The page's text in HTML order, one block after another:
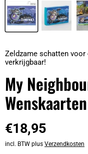
Zeldzame schatten voor
verkrijgbaar!
My
Wenskaarten
€18,95
incl. BTW plus Verzendkosten